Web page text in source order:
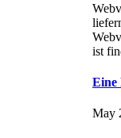
ist
Eine
May